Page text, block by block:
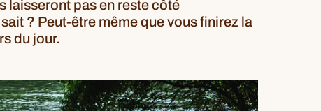
laisseront pas en reste côté
? Peut-être même que vous finirez la
du jour.